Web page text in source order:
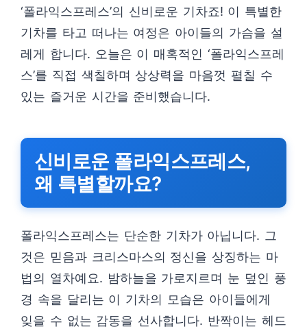
‘폴라익스프레스’의 신비로운 기차죠! 이 특별한
기차를 타고 떠나는 여정은 아이들의 가슴을 설
레게 합니다. 오늘은 이 매혹적인 ‘폴라익스프레
스’를 직접 색칠하며 상상력을 마음껏 펼칠 수
있는 즐거운 시간을 준비했습니다.
신비로운 폴라익스프레스,
왜 특별할까요?
폴라익스프레스는 단순한 기차가 아닙니다. 그
것은 믿음과 크리스마스의 정신을 상징하는 마
법의 열차예요. 밤하늘을 가로지르며 눈 덮인 풍
경 속을 달리는 이 기차의 모습은 아이들에게
잊을 수 없는 감동을 선사합니다. 반짝이는 헤드